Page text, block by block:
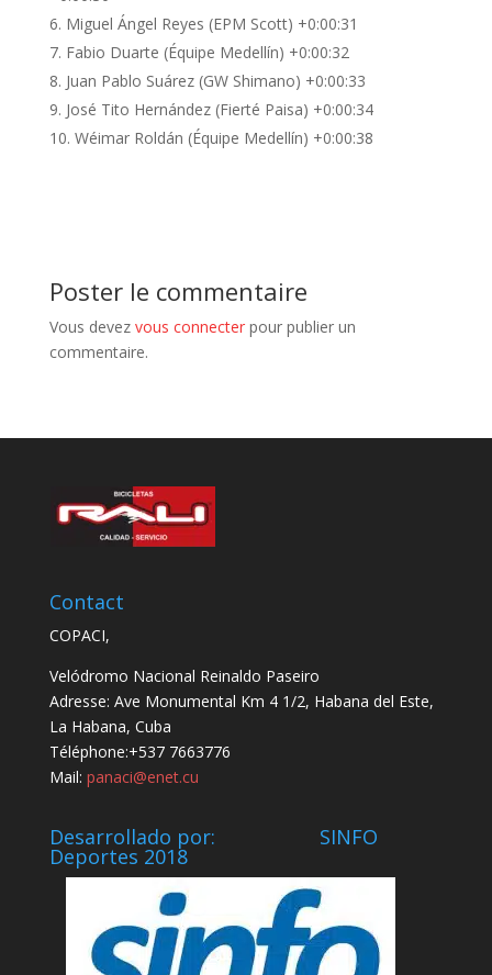
Miguel Ángel Reyes (EPM Scott) +0:00:31
Fabio Duarte (Équipe Medellín) +0:00:32
Juan Pablo Suárez (GW Shimano) +0:00:33
José Tito Hernández (Fierté Paisa) +0:00:34
Wéimar Roldán (Équipe Medellín) +0:00:38
Poster le commentaire
Vous devez vous connecterpour publier un
commentaire.
Contact
COPACI,
Velódromo Nacional Reinaldo Paseiro
Adresse: Ave Monumental Km 4 1/2, Habana del Este,
La Habana, Cuba
Téléphone:+537 7663776
Mail: panaci@enet.cu
Desarrollado por: SINFO
Deportes 2018